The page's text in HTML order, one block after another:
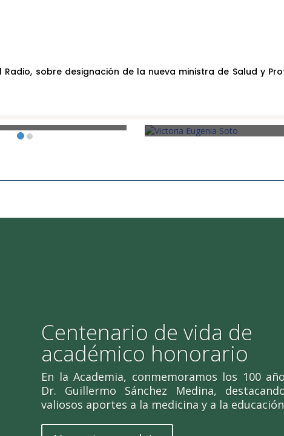
sobre designación de la nueva ministra de Salud y
de Medicina
Centenario de vida de
académico honorario
En la Academia, conmemoramos los 100
Dr. Guillermo Sánchez Medina,
valiosos aportes a la medicina y a la